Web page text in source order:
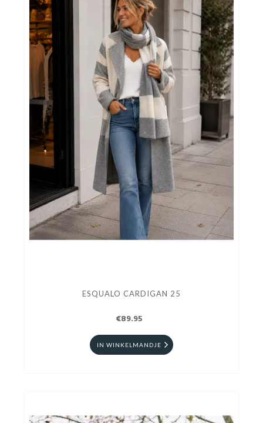
ESQUALO CARDIGAN 25
€89.95
IN WINKELMANDJE